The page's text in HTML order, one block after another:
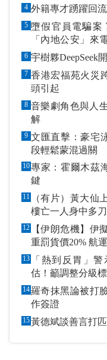
4
5 墮假官員電騙案 富婆被當「提款機」失近6900萬
「內地公安」來電聲
指定戶口作「保證
6 宇樹夥DeepSeek
7 香港宏福苑火災
頭引起
8 音樂劇角色與人生深度共振 陳
解
9 文匯直擊：豪宅
段輕鬆蒙混過關
10專家：霍爾木茲
鍵
11
（有片）黃大仙
樓亡一人身中多
12
【伊朗危機】伊擬
重罰貨
13
「熱到反胃」
估！籲調整分級
14羅奇抹黑論被打
作簽證
15黃德斌談善言打